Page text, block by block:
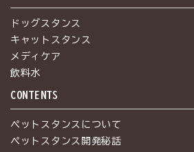
ドッグスタンス
キャットスタンス
メディケア
飲料水
CONTENTS
ペットスタンスについて
ペットスタンス開発秘話